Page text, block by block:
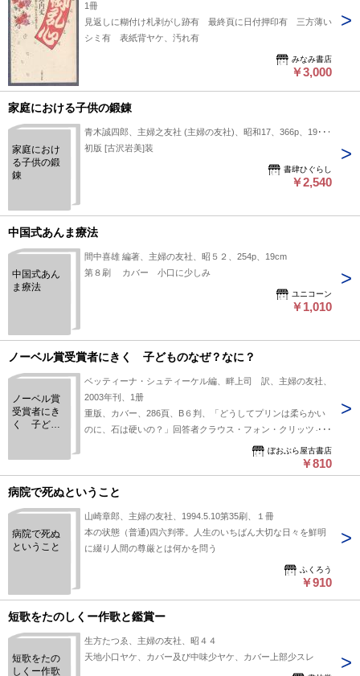
1冊
見返しに糊付け札剥がし跡有 最終頁に日付押印有 三方薄い
シミ有 表紙背ヤケ、汚れ有
みなみ書店
￥3,000
家庭における子供の鍛錬
家庭におけ
る子供の鍛
錬
青木誠四郎、主婦之友社 (主婦の友社)、昭和17、366p、19cm
初版 [古沢岩美]装
書肆ひぐらし
￥2,540
中国式あんま療法
中国式あん
ま療法
間中喜雄 編著、主婦の友社、昭５２、254p、19cm
第８刷 カバー 小口に少しみ
ユニコーン
￥1,010
ノーベル賞受賞者にきく 子どものなぜ？なに？
ノーベル賞
受賞者にき
く 子ども
ベッティーナ・シュティーケル編、畔上司 訳、主婦の友社、
2003年刊、1册
重版、カバー、286頁、B６判、「どうしてプリンは柔らかい
のに、石は硬いの？」回答者クラウス・フォン・クリッツィン
グ（ノーベール物理学賞受賞者）、「どうして貧しい人とお金
持の人がいるの？」回答者ダニエル・マクファーデン（ノーベ
ル経済学賞受賞者）、「戦争はどうして起るの？」回答者エ
リ・ウィーゼル（ノーベル平和賞受賞者）ほか
ぼおぶら屋古書店
￥810
病院で死ぬということ
病院で死ぬ
ということ
山崎章郎、主婦の友社、1994.5.10第35刷、１冊
本の状態（普通)四六判帯。人生のいちばん大切な日々を鮮明
に綴り人間の尊厳とは何かを問う
ふくろう
￥910
短歌をたのしくー作歌と鑑賞ー
短歌をたの
しくー作歌
生方たつゑ、主婦の友社、昭４４
天地小口ヤケ、カバー及び中味少ヤケ、カバー上部少スレ